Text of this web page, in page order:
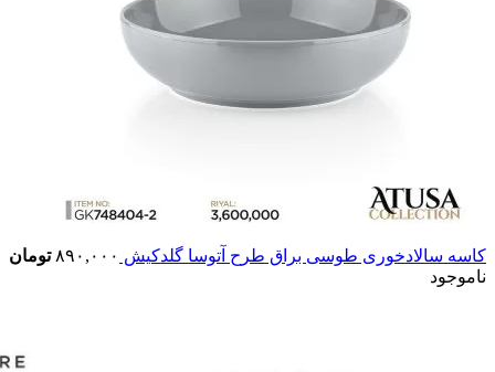
کاسه سالادخوری طوسی براق طرح آتوسا گلدکیش ۸۹۰,۰۰۰ تومان
ناموجود